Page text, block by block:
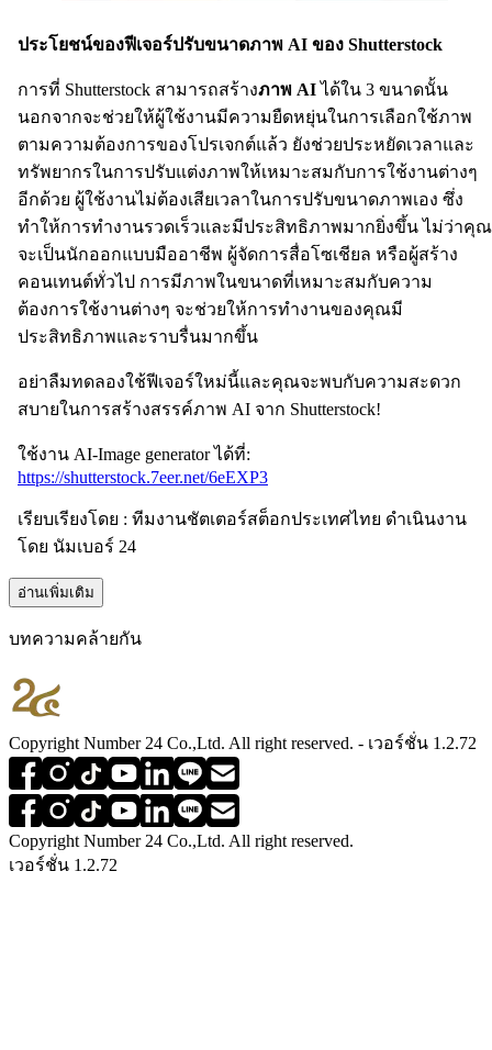
ประโยชน์ของฟีเจอร์ปรับขนาดภาพ AI ของ Shutterstock
การที่ Shutterstock สามารถสร้างภาพ AIได้ใน 3 ขนาดนั้น
นอกจากจะช่วยให้ผู้ใช้งานมีความยืดหยุ่นในการเลือกใช้ภาพ
ตามความต้องการของโปรเจกต์แล้ว ยังช่วยประหยัดเวลาและ
ทรัพยากรในการปรับแต่งภาพให้เหมาะสมกับการใช้งานต่างๆ
อีกด้วย ผู้ใช้งานไม่ต้องเสียเวลาในการปรับขนาดภาพเอง ซึ่ง
ทำให้การทำงานรวดเร็วและมีประสิทธิภาพมากยิ่งขึ้น ไม่ว่าคุณ
จะเป็นนักออกแบบมืออาชีพ ผู้จัดการสื่อโซเชียล หรือผู้สร้าง
คอนเทนต์ทั่วไป การมีภาพในขนาดที่เหมาะสมกับความ
ต้องการใช้งานต่างๆ จะช่วยให้การทำงานของคุณมี
ประสิทธิภาพและราบรื่นมากขึ้น
อย่าลืมทดลองใช้ฟีเจอร์ใหม่นี้และคุณจะพบกับความสะดวก
สบายในการสร้างสรรค์ภาพ AI จาก Shutterstock!
ใช้งาน AI-Image generator ได้ที่:
https://shutterstock.7eer.net/6eEXP3
เรียบเรียงโดย : ทีมงานชัตเตอร์สต็อกประเทศไทย ดำเนินงาน
โดย นัมเบอร์ 24
อ่านเพิ่มเติม
บทความคล้ายกัน
Copyright Number 24 Co.,Ltd. All right reserved. - เวอร์ชั่น 1.2.72
Copyright Number 24 Co.,Ltd. All right reserved.
เวอร์ชั่น 1.2.72